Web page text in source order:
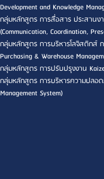
Development and Knowledge
กลุ่มหลักสูตร การสื่อสาร ประสานง
(Communication, Coordination,
กลุ่มหลักสูตร การบริหารโลจิสติกส์
Purchasing & Warehouse
กลุ่มหลักสูตร การปรับปรุงงาน
กลุ่มหลักสูตร การบริหารความปลอด
Management System)